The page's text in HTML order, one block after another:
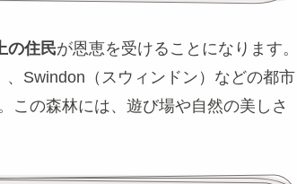
の住民が恩恵を受けることになります。
Swindon（スウィンドン）などの都市
この森林には、遊び場や自然の美しさ